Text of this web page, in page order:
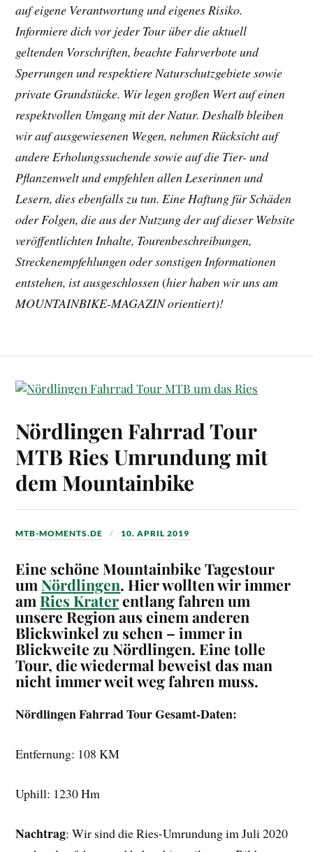
auf eigene Verantwortung und eigenes Risiko.
Informiere dich vor jeder Tour über die aktuell
geltenden Vorschriften, beachte Fahrverbote und
Sperrungen und respektiere Naturschutzgebiete sowie
private Grundstücke. Wir legen großen Wert auf einen
respektvollen Umgang mit der Natur. Deshalb bleiben
wir auf ausgewiesenen Wegen, nehmen Rücksicht auf
andere Erholungssuchende sowie auf die Tier- und
Pflanzenwelt und empfehlen allen Leserinnen und
Lesern, dies ebenfalls zu tun. Eine Haftung für Schäden
oder Folgen, die aus der Nutzung der auf dieser Website
veröffentlichten Inhalte, Tourenbeschreibungen,
Streckenempfehlungen oder sonstigen Informationen
entstehen, ist ausgeschlossen(hier haben wir uns am
MOUNTAINBIKE-MAGAZIN orientiert)!
Nördlingen Fahrrad Tour
MTB Ries Umrundung mit
dem Mountainbike
MTB-MOMENTS.DE 10. APRIL 2019
Eine schöne Mountainbike Tagestour
um Nördlingen. Hier wollten wir immer
am Ries Kraterentlang fahren um
unsere Region aus einem anderen
Blickwinkel zu sehen – immer in
Blickweite zu Nördlingen. Eine tolle
Tour, die wiedermal beweist das man
nicht immer weit weg fahren muss.
Nördlingen Fahrrad TourGesamt-Daten:
Entfernung: 108 KM
Uphill: 1230 Hm
Nachtrag: Wir sind die Ries-Umrundung im Juli 2020